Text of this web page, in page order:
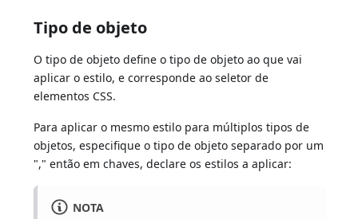
Tipo de objeto
O tipo de objeto define o tipo de objeto ao que vai
aplicar o estilo, e corresponde ao seletor de
elementos CSS.
Para aplicar o mesmo estilo para múltiplos tipos de
objetos, especifique o tipo de objeto separado por um
"," então em chaves, declare os estilos a aplicar:
NOTA